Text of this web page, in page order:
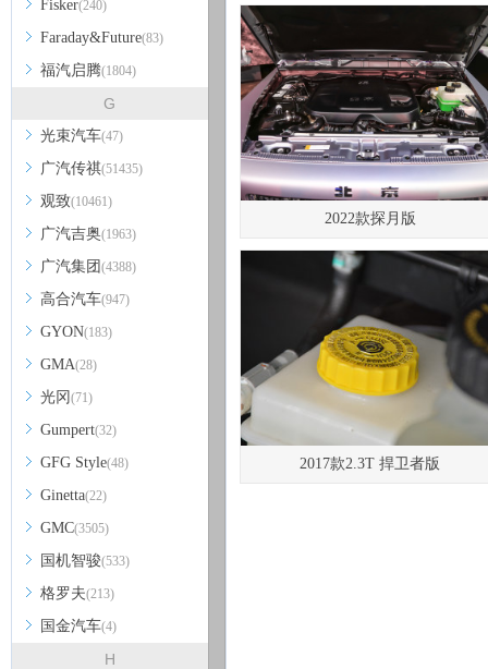
Fisker(240)
Faraday&Future(83)
福汽启腾(1804)
G
光束汽车(47)
广汽传祺(51435)
观致(10461)
广汽吉奥(1963)
广汽集团 (4388)
高合汽车(947)
GYON(183)
GMA(28)
光冈 (71)
Gumpert(32)
GFG Style(48)
Ginetta(22)
GMC(3505)
国机智骏(533)
格罗夫(213)
国金汽车(4)
H
2022款探月版
2017款2.3T 捍卫者版